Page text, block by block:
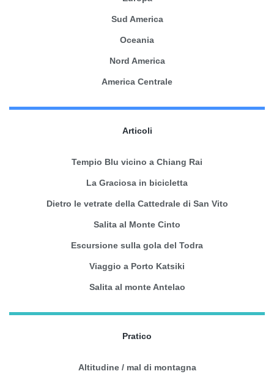
Sud America
Oceania
Nord America
America Centrale
Articoli
Tempio Blu vicino a Chiang Rai
La Graciosa in bicicletta
Dietro le vetrate della Cattedrale di San Vito
Salita al Monte Cinto
Escursione sulla gola del Todra
Viaggio a Porto Katsiki
Salita al monte Antelao
Pratico
Altitudine / mal di montagna